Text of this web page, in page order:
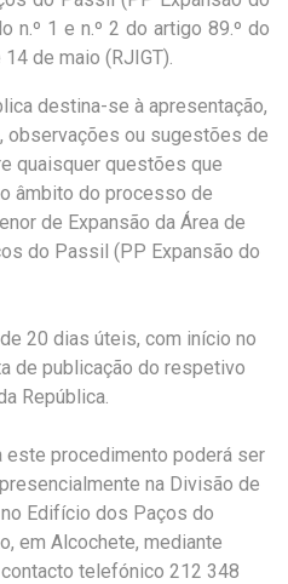
n º 1 e n º 2 do artigo 89 º do
14 de maio (RJIGT)
destina-se à apresentação,
observações ou sugestões de
quaisquer questões que
âmbito do processo de
de Expansão da Área de
do Passil (PP Expansão do
20 dias úteis, com início no
de publicação do respetivo
República.
este procedimento poderá ser
na Divisão de
Edifício dos Paços do
em Alcochete, mediante
telefónico 212 348